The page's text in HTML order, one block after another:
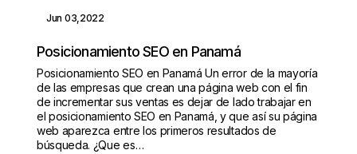
Jun 03,2022
Posicionamiento SEO en Panamá
Posicionamiento SEO en Panamá Un error de la mayoría
de las empresas que crean una página web con el fin
de incrementar sus ventas es dejar de lado trabajar en
el posicionamiento SEO en Panamá, y que así su página
web aparezca entre los primeros resultados de
búsqueda. ¿Que es…